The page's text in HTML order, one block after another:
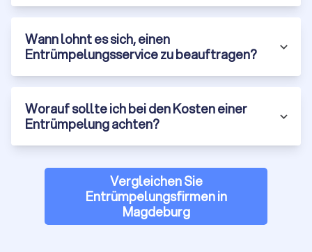
Anbieter, der wirklich zu Ihrem Vorhaben passt.
Wann lohnt es sich, einen
Entrümpelungsservice zu beauftragen?
Worauf sollte ich bei den Kosten einer
Entrümpelung achten?
Vergleichen Sie
Entrümpelungsfirmen in
Magdeburg